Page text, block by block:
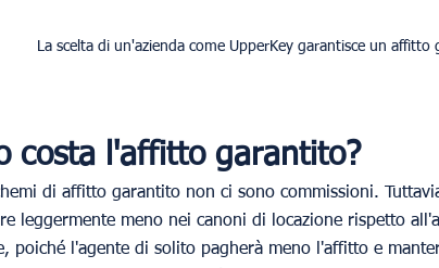
La scelta di un'azienda come UpperKey garantisce un
costa l'affitto garantito?
di affitto garantito non ci sono commissioni.
leggermente meno nei canoni di locazione rispetto
poiché l'agente di solito pagherà meno l'affitto e